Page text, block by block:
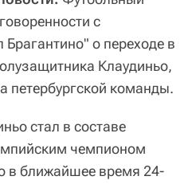
с
о переходе в
Клаудиньо,
петербургской команды.
стал в составе
чемпионом
в ближайшее время 24-